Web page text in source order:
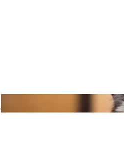
- cena